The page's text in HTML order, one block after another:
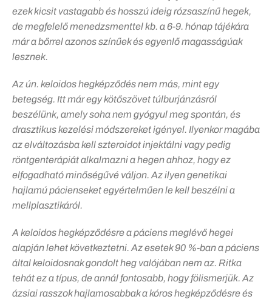
ezek kicsit vastagabb és hosszú ideig rózsaszínű hegek,
de megfelelő menedzsmenttel kb. a 6-9. hónap tájékára
már a bőrrel azonos színűek és egyenlő magasságúak
lesznek.
Az ún. keloidos hegképződés nem más, mint egy
betegség. Itt már egy kötőszövet túlburjánzásról
beszélünk, amely soha nem gyógyul meg spontán, és
drasztikus kezelési módszereket igényel. Ilyenkor magába
az elváltozásba kell szteroidot injektálni vagy pedig
röntgenterápiát alkalmazni a hegen ahhoz, hogy ez
elfogadható minőségűvé váljon. Az ilyen genetikai
hajlamú pácienseket egyértelműen le kell beszélni a
mellplasztikáról.
A keloidos hegképződésre a páciens meglévő hegei
alapján lehet következtetni. Az esetek 90 %-ban a páciens
által keloidosnak gondolt heg valójában nem az. Ritka
tehát ez a típus, de annál fontosabb, hogy fölismerjük. Az
ázsiai rasszok hajlamosabbak a kóros hegképződésre és